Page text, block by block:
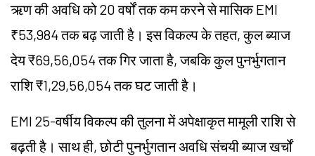
ऋण की अवधि को 20 वर्षों तक कम करने से मासिक EMI
₹53,984 तक बढ़ जाती है। इस विकल्प के तहत, कुल ब्याज
देय ₹69,56,054 तक गिर जाता है, जबकि कुल पुनर्भुगतान
राशि ₹1,29,56,054 तक घट जाती है।
EMI 25-वर्षीय विकल्प की तुलना में अपेक्षाकृत मामूली राशि से
बढ़ती है। साथ ही, छोटी पुनर्भुगतान अवधि संचयी ब्याज खर्चों